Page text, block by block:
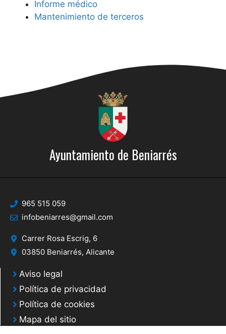
Informe médico
Mantenimiento de terceros
Ayuntamiento de Beniarrés
965 515 059
infobeniarres@gmail.com
Carrer Rosa Escrig, 6
03850 Beniarrés, Alicante
Aviso legal
Política de privacidad
Política de cookies
Mapa del sitio